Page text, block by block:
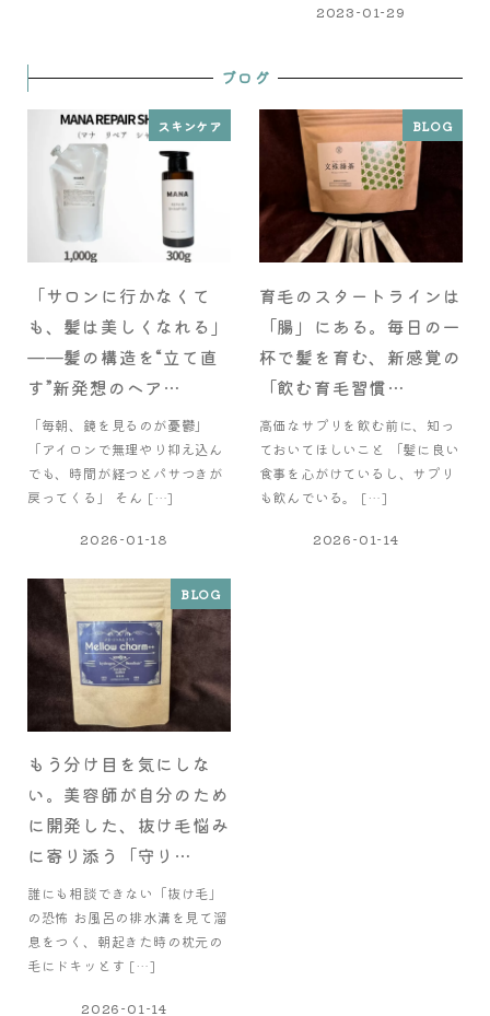
2023-01-29
ブログ
スキンケア
「サロンに行かなくて
も、髪は美しくなれる」
——髪の構造を“立て直
す”新発想のヘア…
「毎朝、鏡を見るのが憂鬱」
「アイロンで無理やり抑え込ん
でも、時間が経つとパサつきが
戻ってくる」 そん […]
2026-01-18
BLOG
育毛のスタートラインは
「腸」にある。毎日の一
杯で髪を育む、新感覚の
「飲む育毛習慣…
高価なサプリを飲む前に、知っ
ておいてほしいこと 「髪に良い
食事を心がけているし、サプリ
も飲んでいる。 […]
2026-01-14
BLOG
もう分け目を気にしな
い。美容師が自分のため
に開発した、抜け毛悩み
に寄り添う「守り…
誰にも相談できない「抜け毛」
の恐怖 お風呂の排水溝を見て溜
息をつく、朝起きた時の枕元の
毛にドキッとす […]
2026-01-14